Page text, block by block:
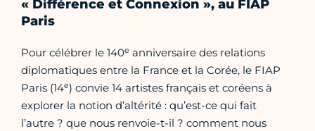
« Différence et Connexion », au FIAP
Paris
Pour célébrer le 140e anniversaire des relations
diplomatiques entre la France et la Corée, le FIAP
Paris (14e) convie 14 artistes français et coréens à
explorer la notion d’altérité : qu’est-ce qui fait
l’autre ? que nous renvoie-t-il ? comment nous